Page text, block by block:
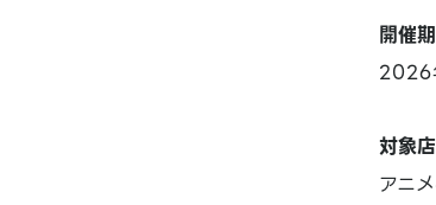
開催
2026
対象
アニ